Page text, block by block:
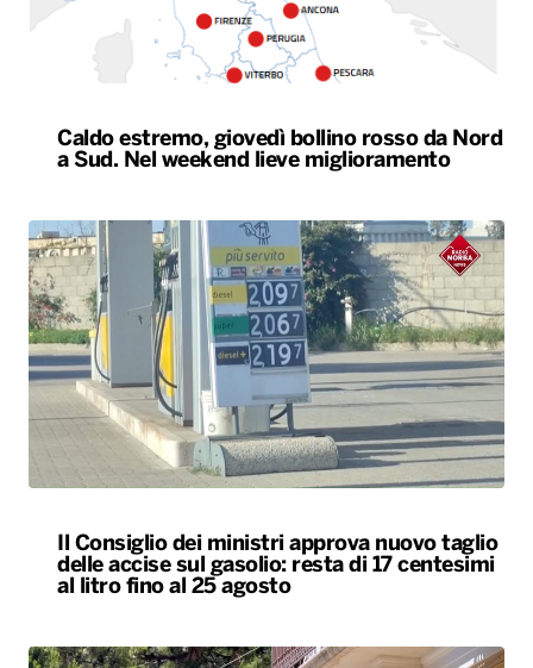
Caldo estremo, giovedì bollino rosso da Nord
a Sud. Nel weekend lieve miglioramento
Il Consiglio dei ministri approva nuovo taglio
delle accise sul gasolio: resta di 17 centesimi
al litro fino al 25 agosto